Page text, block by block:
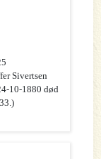
Sivertsen
10-1880 død